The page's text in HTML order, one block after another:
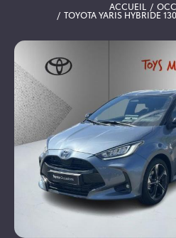
ACCUEIL
TOYOTA YARIS HYBRIDE